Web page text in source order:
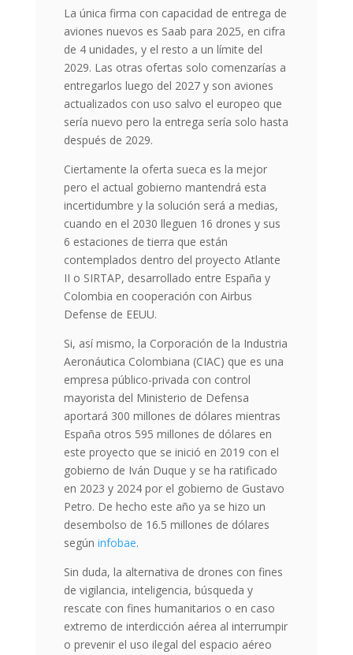
La única firma con capacidad de entrega de
aviones nuevos es Saab para 2025, en cifra
de 4 unidades, y el resto a un límite del
2029. Las otras ofertas solo comenzarías a
entregarlos luego del 2027 y son aviones
actualizados con uso salvo el europeo que
sería nuevo pero la entrega sería solo hasta
después de 2029.
Ciertamente la oferta sueca es la mejor
pero el actual gobierno mantendrá esta
incertidumbre y la solución será a medias,
cuando en el 2030 lleguen 16 drones y sus
6 estaciones de tierra que están
contemplados dentro del proyecto Atlante
II o SIRTAP, desarrollado entre España y
Colombia en cooperación con Airbus
Defense de EEUU.
Si, así mismo, la Corporación de la Industria
Aeronáutica Colombiana (CIAC) que es una
empresa público-privada con control
mayorista del Ministerio de Defensa
aportará 300 millones de dólares mientras
España otros 595 millones de dólares en
este proyecto que se inició en 2019 con el
gobierno de Iván Duque y se ha ratificado
en 2023 y 2024 por el gobierno de Gustavo
Petro. De hecho este año ya se hizo un
desembolso de 16.5 millones de dólares
según infobae.
Sin duda, la alternativa de drones con fines
de vigilancia, inteligencia, búsqueda y
rescate con fines humanitarios o en caso
extremo de interdicción aérea al interrumpir
o prevenir el uso ilegal del espacio aéreo